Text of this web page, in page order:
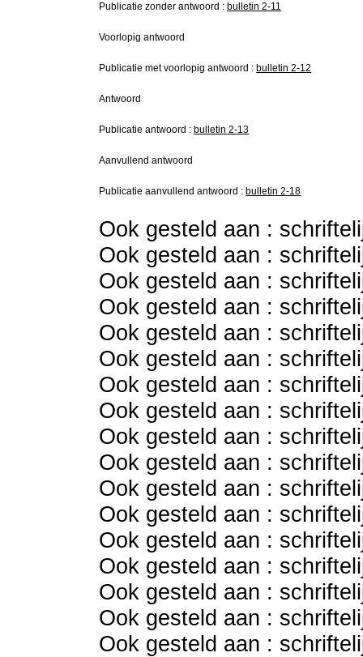
Publicatie zonder antwoord : bulletin 2-11
Voorlopig antwoord
Publicatie met voorlopig antwoord : bulletin 2-12
Antwoord
Publicatie antwoord : bulletin 2-13
Aanvullend antwoord
Publicatie aanvullend antwoord : bulletin 2-18
Ook gesteld aan :
Ook gesteld aan :
Ook gesteld aan :
Ook gesteld aan :
Ook gesteld aan :
Ook gesteld aan :
Ook gesteld aan :
Ook gesteld aan :
Ook gesteld aan :
Ook gesteld aan :
Ook gesteld aan :
Ook gesteld aan :
Ook gesteld aan :
Ook gesteld aan :
Ook gesteld aan :
Ook gesteld aan :
Ook gesteld aan :